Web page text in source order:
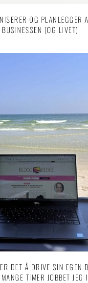
OG PLANLEGGER
BUSINESSEN (OG LIVET)
DET Å DRIVE SIN EGEN
TIMER JOBBET